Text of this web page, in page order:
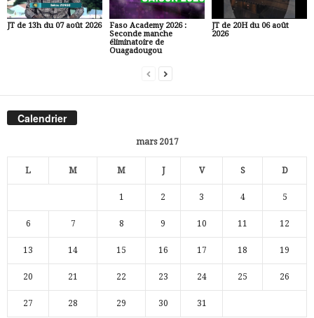
JT de 13h du 07 août 2026
Faso Academy 2026 :
Seconde manche
éliminatoire de
Ouagadougou
JT de 20H du 06 août
2026
Calendrier
mars 2017
L M M J V S D
1 2 3 4 5
6 7 8 9 10 11 12
13 14 15 16 17 18 19
20 21 22 23 24 25 26
27 28 29 30 31